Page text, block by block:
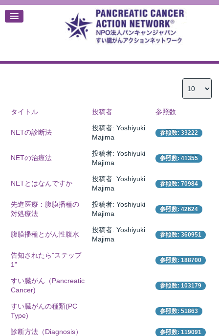
タイトル 投稿者 参照数
NETの診断法
投稿者: Yoshiyuki
Majima
参照数: 33222
NETの治療法
投稿者: Yoshiyuki
Majima
参照数: 41355
NETとはなんですか
投稿者: Yoshiyuki
Majima
参照数: 70984
先進医療：腹膜播種の
対処療法
投稿者: Yoshiyuki
Majima
参照数: 42624
腹膜播種とがん性腹水
投稿者: Yoshiyuki
Majima
参照数: 360951
告知されたら"ステップ
1"
参照数: 188700
すい臓がん（Pancreatic
Cancer)
参照数: 103179
すい臓がんの種類(PC
Type)
参照数: 51863
診断方法（Diagnosis） 参照数: 119091